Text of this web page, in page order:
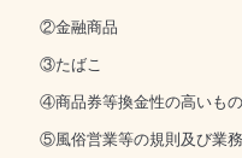
②金融商品
③たばこ
④商品券等換金性の高いもの
⑤風俗営業等の規則及び業